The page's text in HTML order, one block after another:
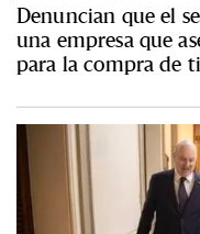
Denuncian que el
una empresa que
para la compra de